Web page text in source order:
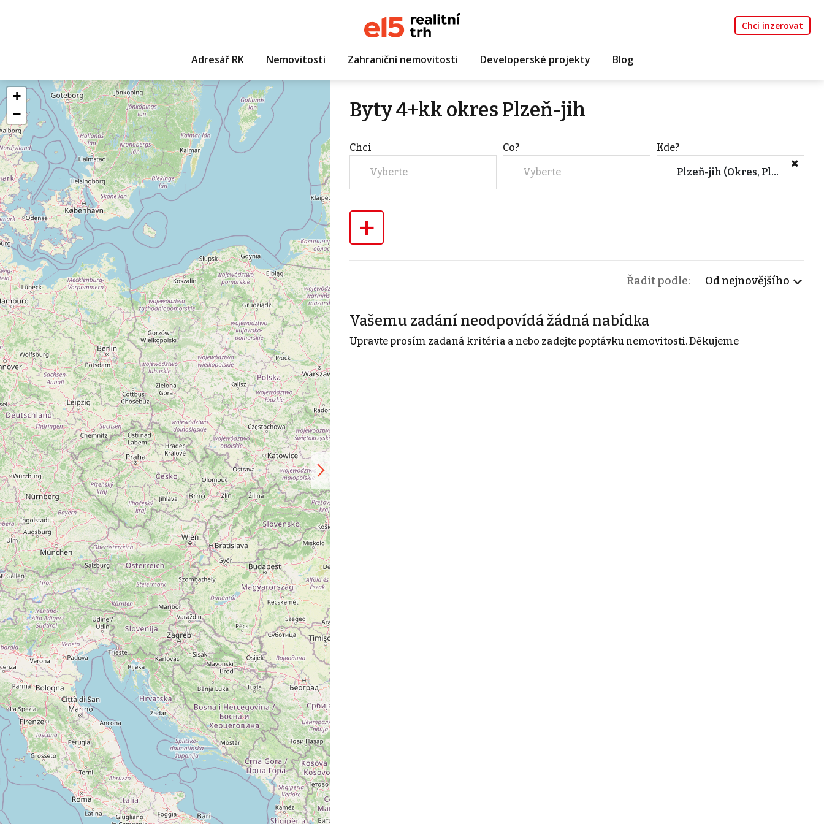
Chci inzerovat
Adresář RK Nemovitosti Zahraniční nemovitosti Developerské projekty Blog
+
−
Byty 4+kk okres Plzeň-jih
Chci
Vyberte
Co?
Vyberte
Kde?
Plzeň-jih (Okres, Plzeňský kraj)
+
Řadit podle: Od nejnovějšího
Vašemu zadání neodpovídá žádná nabídka
Upravte prosím zadaná kritéria a nebo zadejte poptávku nemovitosti. Děkujeme